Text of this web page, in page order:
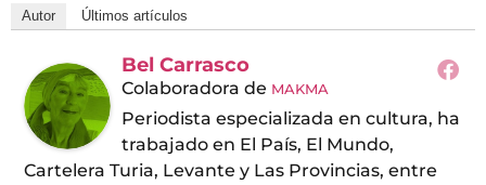
Autor Últimos artículos
Bel Carrasco
Colaboradora de MAKMA
Periodista especializada en cultura, ha
trabajado en El País, El Mundo,
Cartelera Turia, Levante y Las Provincias, entre